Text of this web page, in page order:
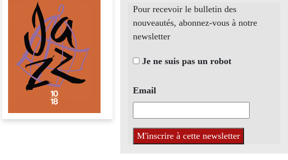
Pour recevoir le bulletin des
nouveautés, abonnez-vous à notre
newsletter
Je ne suis pas un robot
Email